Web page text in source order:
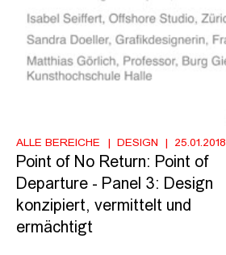
ALLE BEREICHE DESIGN 25.01.2018
Point of No Return: Point of
Departure - Panel 3: Design
konzipiert, vermittelt und
ermächtigt